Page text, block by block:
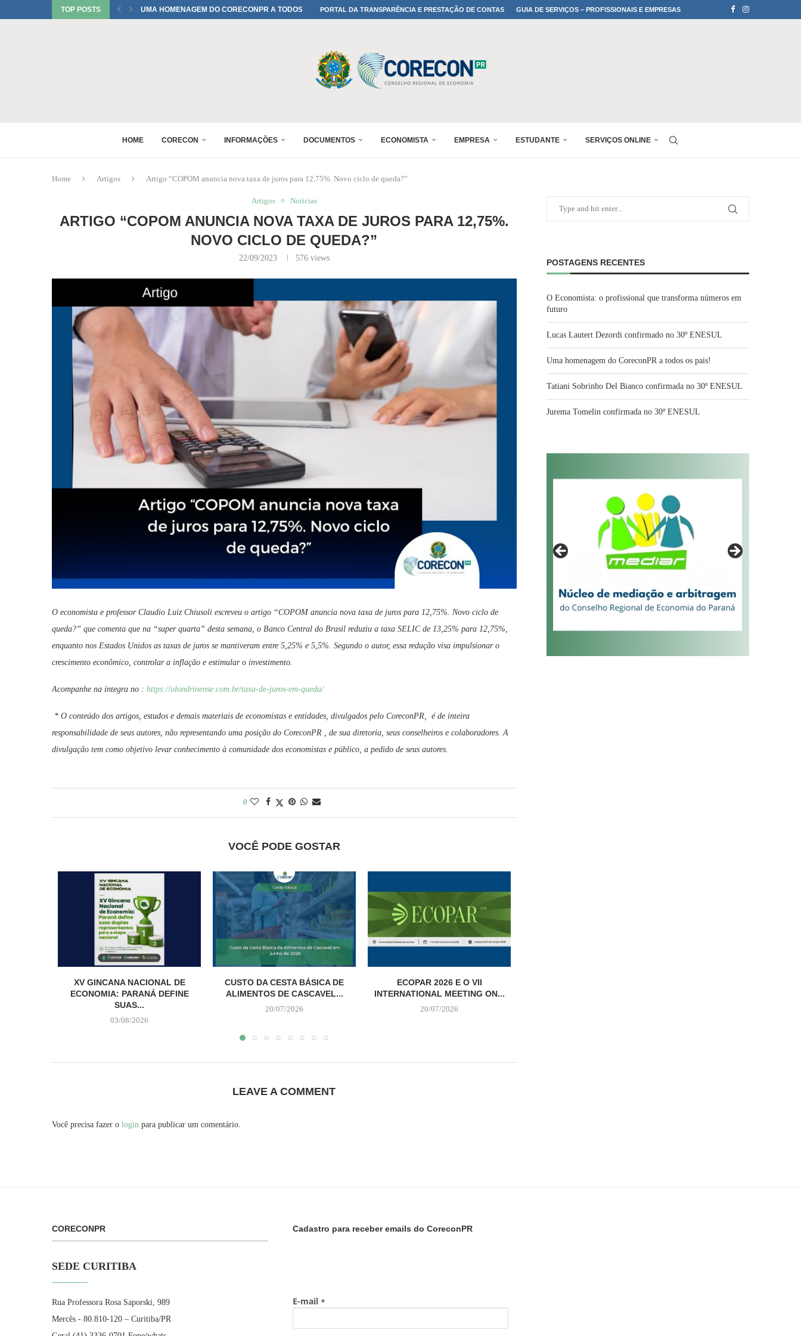
TOP POSTS UMA HOMENAGEM DO CORECONPR A TODOS OS PAIS!PORTAL DA TRANSPARÊNCIA E PRESTAÇÃO DE CONTAS GUIA DE SERVIÇOS – PROFISSIONAIS E EMPRESAS
HOME CORECON INFORMAÇÕES DOCUMENTOS ECONOMISTA EMPRESA ESTUDANTE SERVIÇOS ONLINE
Home Artigos Artigo “COPOM anuncia nova taxa de juros para 12,75%. Novo ciclo de queda?”
Artigos Notícias
ARTIGO “COPOM ANUNCIA NOVA TAXA DE JUROS PARA 12,75%.
NOVO CICLO DE QUEDA?”
22/09/2023 576views
O economista e professor Claudio Luiz Chiusoli escreveu o artigo “COPOM anuncia nova taxa de juros para 12,75%. Novo ciclo de
queda?” que comenta que na “super quarta” desta semana, o Banco Central do Brasil reduziu a taxa SELIC de 13,25% para 12,75%,
enquanto nos Estados Unidos as taxas de juros se mantiveram entre 5,25% e 5,5%. Segundo o autor, essa redução visa impulsionar o
crescimento econômico, controlar a inflação e estimular o investimento.
Acompanhe na íntegra no : https://olondrinense.com.br/taxa-de-juros-em-queda/
* O conteúdo dos artigos, estudos e demais materiais de economistas e entidades, divulgados pelo CoreconPR, é de inteira
responsabilidade de seus autores, não representando uma posição do CoreconPR , de sua diretoria, seus conselheiros e colaboradores. A
divulgação tem como objetivo levar conhecimento à comunidade dos economistas e público, a pedido de seus autores.
0
VOCÊ PODE GOSTAR
XV GINCANA NACIONAL DE
ECONOMIA: PARANÁ DEFINE
SUAS...
03/08/2026
CUSTO DA CESTA BÁSICA DE
ALIMENTOS DE CASCAVEL...
20/07/2026
ECOPAR 2026 E O VII
INTERNATIONAL MEETING ON...
20/07/2026
LEAVE A COMMENT
Você precisa fazer o login para publicar um comentário.
POSTAGENS RECENTES
O Economista: o profissional que transforma números em
futuro
Lucas Lautert Dezordi confirmado no 30º ENESUL
Uma homenagem do CoreconPR a todos os pais!
Tatiani Sobrinho Del Bianco confirmada no 30º ENESUL
Jurema Tomelin confirmada no 30º ENESUL
CORECONPR
SEDE CURITIBA
Rua Professora Rosa Saporski, 989
Mercês - 80.810-120 – Curitiba/PR
Cadastro para receber emails do CoreconPR